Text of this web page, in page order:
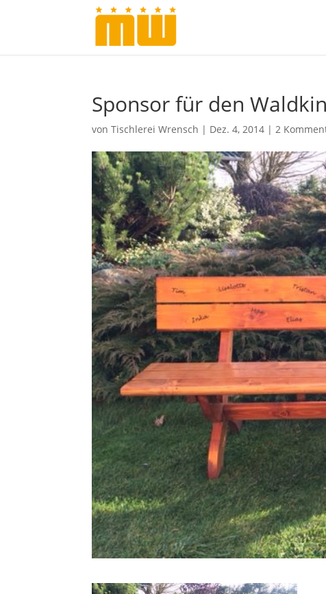
Sponsor für den
vonTischlerei Wrensch | Dez. 4, 2014 |2